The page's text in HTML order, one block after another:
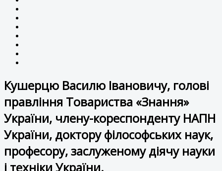
Кушерцю Василю Івановичу, голові
правління Товариства «Знання»
України, члену-кореспонденту НАПН
України, доктору філософських наук,
професору, заслуженому діячу науки
і техніки України.